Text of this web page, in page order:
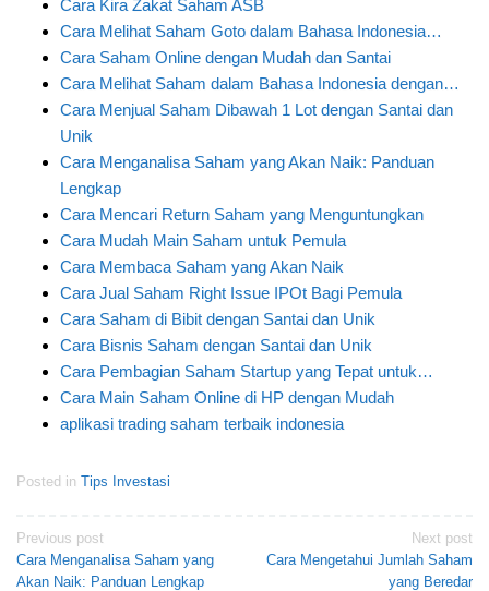
Cara Kira Zakat Saham ASB
Cara Melihat Saham Goto dalam Bahasa Indonesia…
Cara Saham Online dengan Mudah dan Santai
Cara Melihat Saham dalam Bahasa Indonesia dengan…
Cara Menjual Saham Dibawah 1 Lot dengan Santai dan
Unik
Cara Menganalisa Saham yang Akan Naik: Panduan
Lengkap
Cara Mencari Return Saham yang Menguntungkan
Cara Mudah Main Saham untuk Pemula
Cara Membaca Saham yang Akan Naik
Cara Jual Saham Right Issue IPOt Bagi Pemula
Cara Saham di Bibit dengan Santai dan Unik
Cara Bisnis Saham dengan Santai dan Unik
Cara Pembagian Saham Startup yang Tepat untuk…
Cara Main Saham Online di HP dengan Mudah
aplikasi trading saham terbaik indonesia
Posted in Tips Investasi
Post
navigation
Previous post
Cara Menganalisa Saham yang
Akan Naik: Panduan Lengkap
Next post
Cara Mengetahui Jumlah Saham
yang Beredar